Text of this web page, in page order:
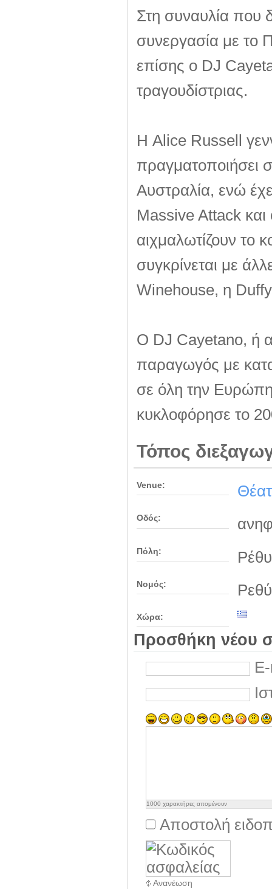
Στη συναυλία που
συνεργασία με το
επίσης ο DJ
τραγουδίστριας.
Η Alice Russell
πραγματοποιήσει
Αυστραλία, ενώ
Massive Attack και
αιχμαλωτίζουν το
συγκρίνεται με
Winehouse, η
Ο DJ Cayetano, ή
παραγωγός με
σε όλη την Ευρώπη
κυκλοφόρησε το
Τόπος
Venue:
Οδός:
Πόλη:
Νομός:
Χώρα:
Προσθήκη νέου
1000 χαρακτήρες απομένουν
Αποστολή
Ανανέωση